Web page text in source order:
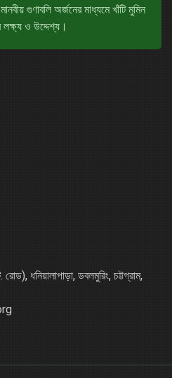
গুণাবলি অর্জনের মাধ্যমে খাঁটি মুমিন
লক্ষ্য ও উদ্দেশ্য।
ধনিয়ালাপাড়া, ডবলমুরিং, চট্টগ্রাম,